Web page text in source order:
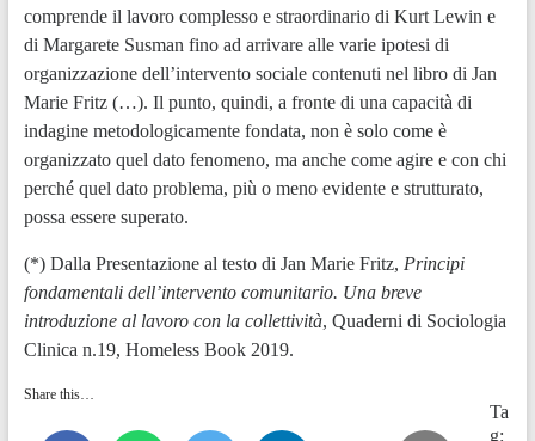
(*) Dalla Presentazione al testo di Jan Marie Fritz, Principi
fondamentali dell’intervento comunitario. Una breve
introduzione al lavoro con la collettività, Quaderni di Sociologia
Clinica n.19, Homeless Book 2019.
Share this…
Ta
g: